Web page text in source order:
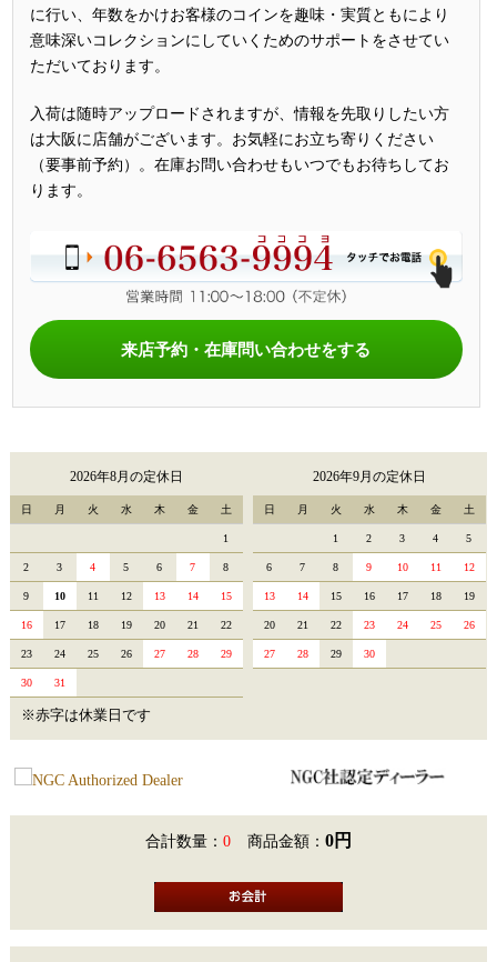
に行い、年数をかけお客様のコインを趣味・実質ともにより
意味深いコレクションにしていくためのサポートをさせてい
ただいております。
入荷は随時アップロードされますが、情報を先取りしたい方
は大阪に店舗がございます。お気軽にお立ち寄りください
（要事前予約）。在庫お問い合わせもいつでもお待ちしてお
ります。
来店予約・在庫問い合わせをする
2026年8月の定休日
日 月 火 水 木 金 土
1
2 3 4 5 6 7 8
9 10 11 12 13 14 15
16 17 18 19 20 21 22
23 24 25 26 27 28 29
30 31
2026年9月の定休日
日 月 火 水 木 金 土
1 2 3 4 5
6 7 8 9 10 11 12
13 14 15 16 17 18 19
20 21 22 23 24 25 26
27 28 29 30
※赤字は休業日です
合計数量： 0 商品金額： 0円